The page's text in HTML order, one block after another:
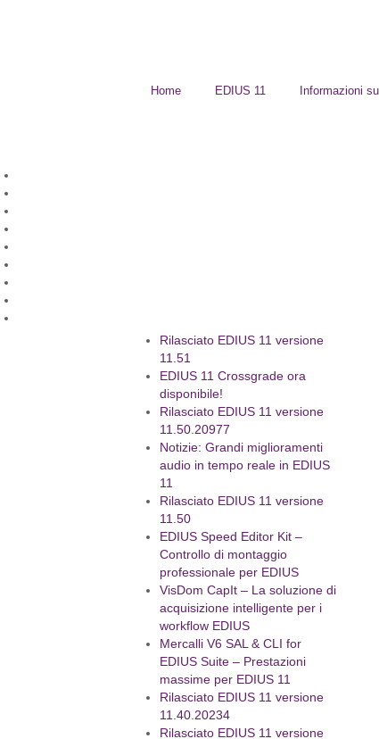
Home EDIUS 11 Informazioni
Rilasciato EDIUS 11 versione
11.51
EDIUS 11 Crossgrade ora
disponibile!
Rilasciato EDIUS 11 versione
11.50.20977
Notizie: Grandi miglioramenti
audio in tempo reale in EDIUS
11
Rilasciato EDIUS 11 versione
11.50
EDIUS Speed Editor Kit –
Controllo di montaggio
professionale per EDIUS
VisDom CapIt – La soluzione di
acquisizione intelligente per i
workflow EDIUS
Mercalli V6 SAL & CLI for
EDIUS Suite – Prestazioni
massime per EDIUS 11
Rilasciato EDIUS 11 versione
11.40.20234
Rilasciato EDIUS 11 versione